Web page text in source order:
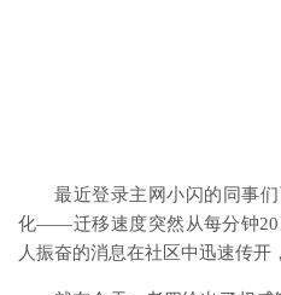
最近登录主网小闪的同事
化——迁移速度突然从每分钟20
人振奋的消息在社区中迅速传开